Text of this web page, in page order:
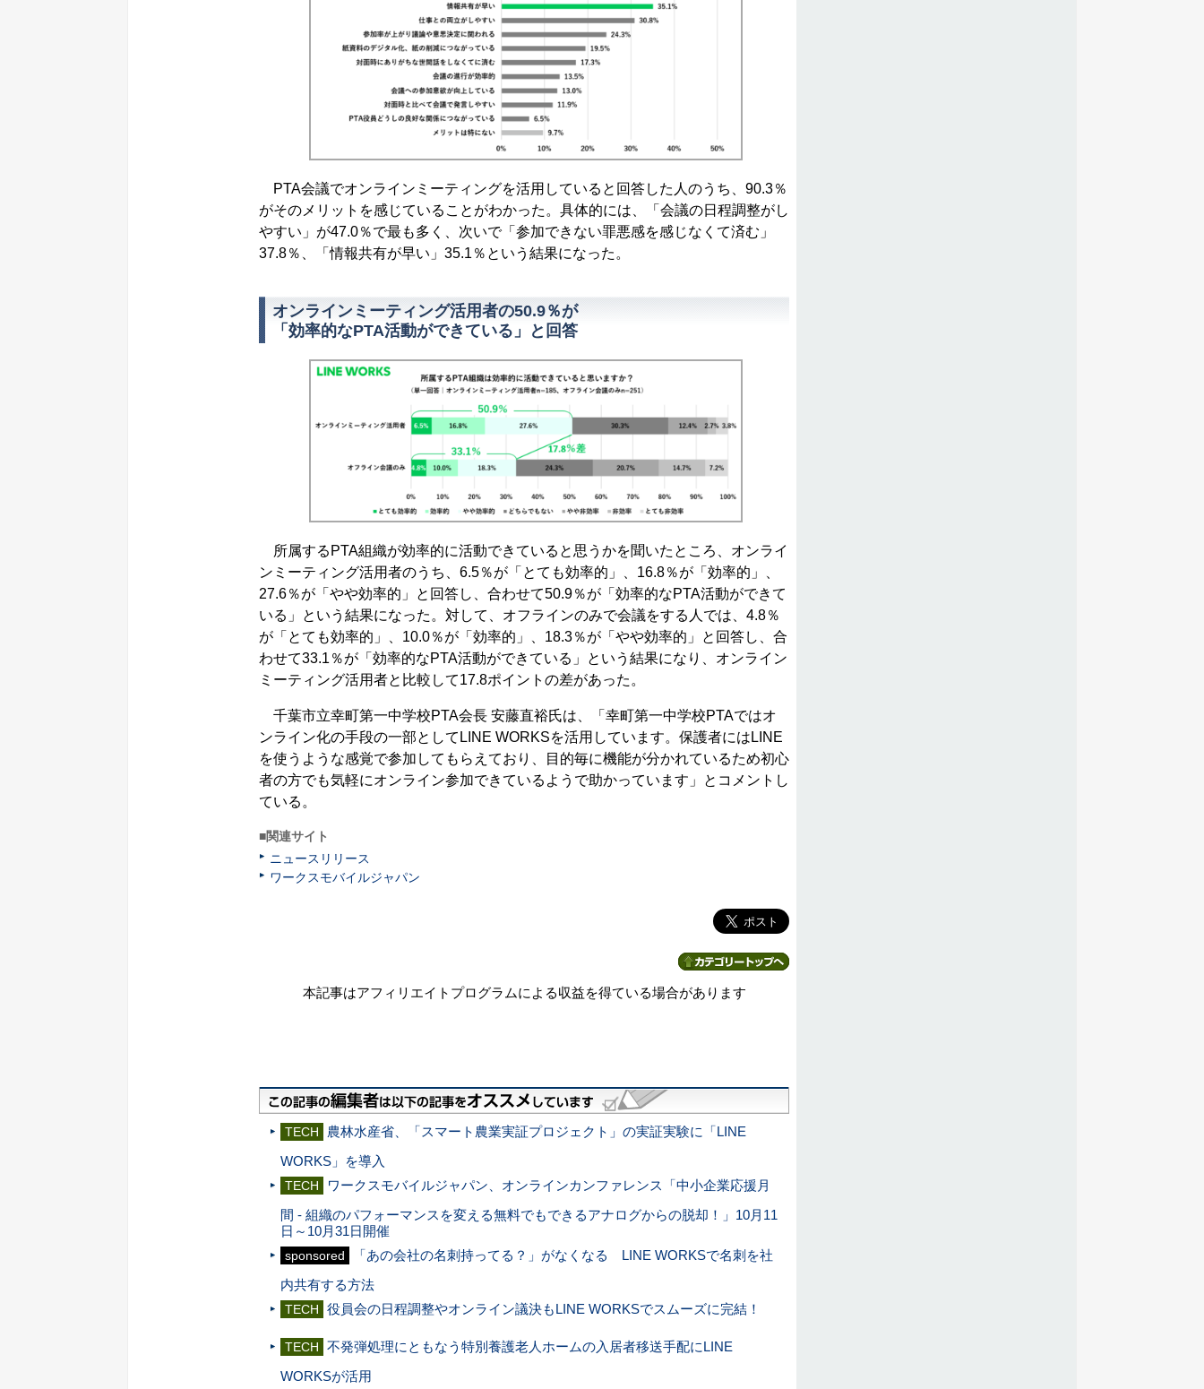
PTA会議でオンラインミーティングを活用していると回答した人のうち、90.3％
がそのメリットを感じていることがわかった。具体的には、「会議の日程調整がし
やすい」が47.0％で最も多く、次いで「参加できない罪悪感を感じなくて済む」
37.8％、「情報共有が早い」35.1％という結果になった。
オンラインミーティング活用者の50.9％が
「効率的なPTA活動ができている」と回答
所属するPTA組織が効率的に活動できていると思うかを聞いたところ、オンライ
ンミーティング活用者のうち、6.5％が「とても効率的」、16.8％が「効率的」、
27.6％が「やや効率的」と回答し、合わせて50.9％が「効率的なPTA活動ができて
いる」という結果になった。対して、オフラインのみで会議をする人では、4.8％
が「とても効率的」、10.0％が「効率的」、18.3％が「やや効率的」と回答し、合
わせて33.1％が「効率的なPTA活動ができている」という結果になり、オンライン
ミーティング活用者と比較して17.8ポイントの差があった。
千葉市立幸町第一中学校PTA会長 安藤直裕氏は、「幸町第一中学校PTAではオ
ンライン化の手段の一部としてLINE WORKSを活用しています。保護者にはLINE
を使うような感覚で参加してもらえており、目的毎に機能が分かれているため初心
者の方でも気軽にオンライン参加できているようで助かっています」とコメントし
ている。
■関連サイト
ニュースリリース
ワークスモバイルジャパン
本記事はアフィリエイトプログラムによる収益を得ている場合があります
TECH
農林水産省、「スマート農業実証プロジェクト」の実証実験に「LINE
WORKS」を導入
TECH
ワークスモバイルジャパン、オンラインカンファレンス「中小企業応援月
間 - 組織のパフォーマンスを変える無料でもできるアナログからの脱却！」10月11
日～10月31日開催
sponsored
「あの会社の名刺持ってる？」がなくなる LINE WORKSで名刺を社
内共有する方法
TECH 役員会の日程調整やオンライン議決もLINE WORKSでスムーズに完結！
TECH
不発弾処理にともなう特別養護老人ホームの入居者移送手配にLINE
WORKSが活用